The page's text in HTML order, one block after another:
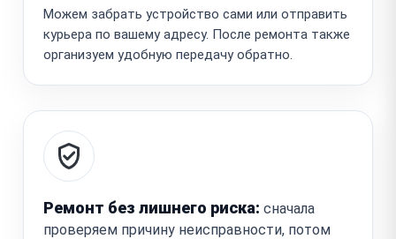
Можем забрать устройство сами или отправить
курьера по вашему адресу. После ремонта также
организуем удобную передачу обратно.
Ремонт без лишнего риска: сначала
проверяем причину неисправности, потом